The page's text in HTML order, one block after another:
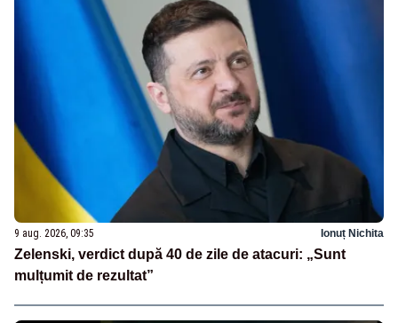
9 aug. 2026, 09:35 Ionuț Nichita
Zelenski, verdict după 40 de zile de atacuri: „Sunt
mulțumit de rezultat”